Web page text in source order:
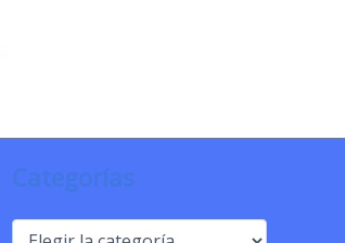
Categorías
Categorías